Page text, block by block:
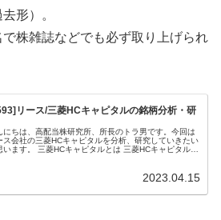
形）。
株雑誌などでも必ず取り上げられ
リース/三菱HCキャピタルの銘柄分析・研
にちは、高配当株研究所、所長のトラ男です。今回は
ス会社の三菱HCキャピタルを分析、研究していきたい
います。 三菱HCキャピタルとは 三菱HCキャピタルは
2023.04.15